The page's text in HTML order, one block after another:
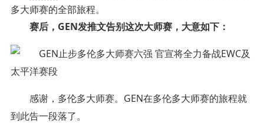
多大师赛的全部旅程。
赛后，GEN发推文告别这次大师赛，大意如下：
感谢，多伦多大师赛。GEN在多伦多大师赛的旅程就
到此告一段落了。